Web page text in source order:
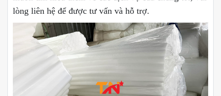
lòng liên hệ để được tư vấn và hỗ trợ.